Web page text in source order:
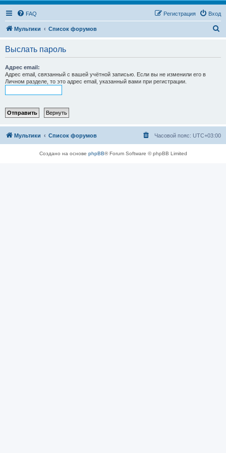
FAQ Вход
Регистрация
Мультики Список форумов
Выслать пароль
Адрес email:
Адрес email, связанный с вашей учётной записью. Если вы не изменили его в
Личном разделе, то это адрес email, указанный вами при регистрации.
Мультики Список форумов Часовой пояс: UTC+03:00
Создано на основе phpBB® Forum Software © phpBB Limited